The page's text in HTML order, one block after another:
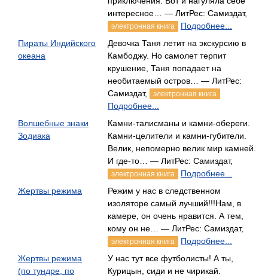
интересное… — ЛитРес: Самиздат,
электронная книга
Подробнее...
Пираты Индийского
океана
Девочка Таня летит на экскурсию в
Камбоджу. Но самолет терпит
крушение, Таня попадает на
необитаемый остров… — ЛитРес:
Самиздат,
электронная книга
Подробнее...
Волшебные знаки
Зодиака
Камни-талисманы и камни-обереги.
Камни-целители и камни-губители.
Велик, непомерно велик мир камней.
И где-то… — ЛитРес: Самиздат,
электронная книга
Подробнее...
Жертвы режима
Режим у нас в следственном
изоляторе самый лучший!!!Нам, в
камере, он очень нравится. А тем,
кому он не… — ЛитРес: Самиздат,
электронная книга
Подробнее...
Жертвы режима
(по тундре, по
У нас тут все футболисты! А ты,
Курицын, сиди и не чирикай.